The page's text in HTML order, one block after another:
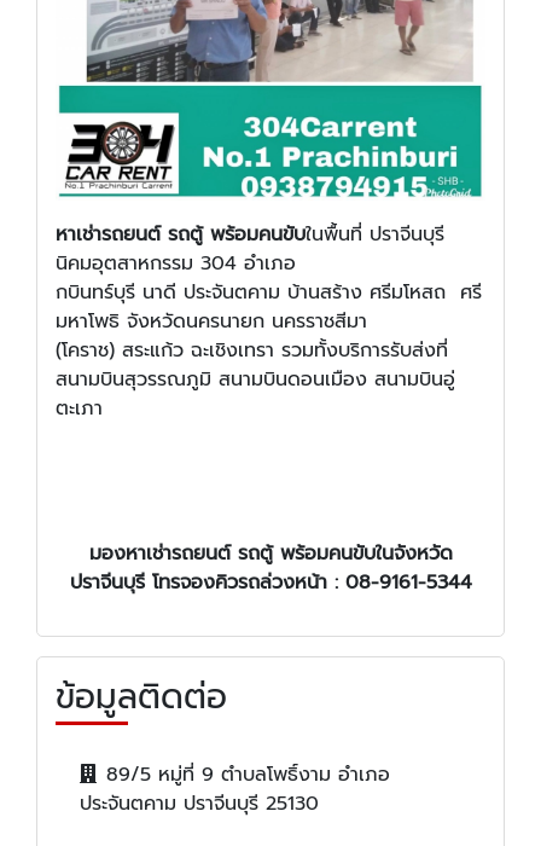
หาเช่ารถยนต์ รถตู้ พร้อมคนขับในพื้นที่ ปราจีนบุรี
นิคมอุตสาหกรรม 304 อำเภอ
กบินทร์บุรี นาดี ประจันตคาม บ้านสร้าง ศรีมโหสถ ศรี
มหาโพธิ จังหวัดนครนายก นครราชสีมา
(โคราช) สระแก้ว ฉะเชิงเทรา รวมทั้งบริการรับส่งที่
สนามบินสุวรรณภูมิ สนามบินดอนเมือง สนามบินอู่
ตะเภา
มองหาเช่ารถยนต์ รถตู้ พร้อมคนขับในจังหวัด
ปราจีนบุรี โทรจองคิวรถล่วงหน้า : 08-9161-5344
ข้อมูลติดต่อ
89/5 หมู่ที่ 9 ตำบลโพธิ์งาม อำเภอ
ประจันตคาม ปราจีนบุรี 25130